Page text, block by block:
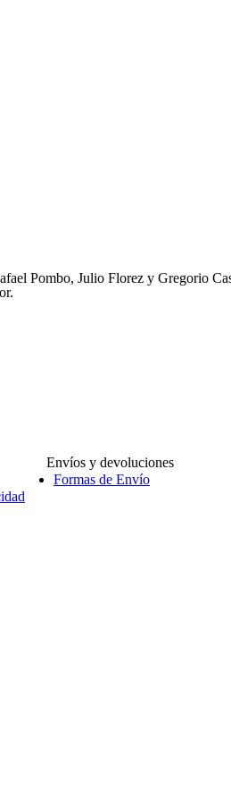
Pombo, Julio Florez y Gregorio
Envíos y devoluciones
Formas de Envío